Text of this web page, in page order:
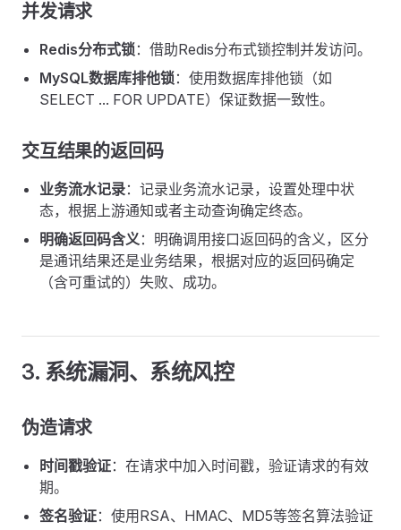
并发请求
Redis分布式锁 ：借助Redis分布式锁控制并发访问。
MySQL数据库排他锁 ：使用数据库排他锁（如
SELECT ... FOR UPDATE）保证数据一致性。
交互结果的返回码
业务流水记录：记录业务流水记录，设置处理中状
态，根据上游通知或者主动查询确定终态。
明确返回码含义：明确调用接口返回码的含义，区分
是通讯结果还是业务结果，根据对应的返回码确定
（含可重试的）失败、成功。
3. 系统漏洞、系统风控
伪造请求
时间戳验证：在请求中加入时间戳，验证请求的有效
期。
签名验证：使用RSA、HMAC、MD5等签名算法验证